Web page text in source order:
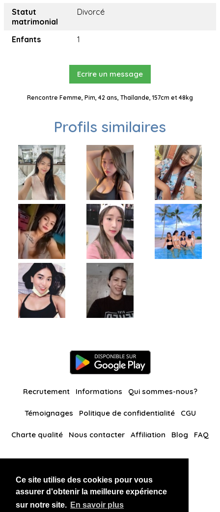
Ce site utilise des cookies pour vous
assurer d'obtenir la meilleure expérience
sur notre site. En savoir plus
Statut
matrimonial
Divorcé
Enfants 1
Ecrire un message
Rencontre Femme, Pim, 42 ans, Thaïlande, 157cm et 48kg
Profils similaires
Recrutement Informations Qui sommes-nous?
Témoignages Politique de confidentialité CGU
Charte qualité Nous contacter Affiliation Blog FAQ
BlackAndBeauties RussianKisses